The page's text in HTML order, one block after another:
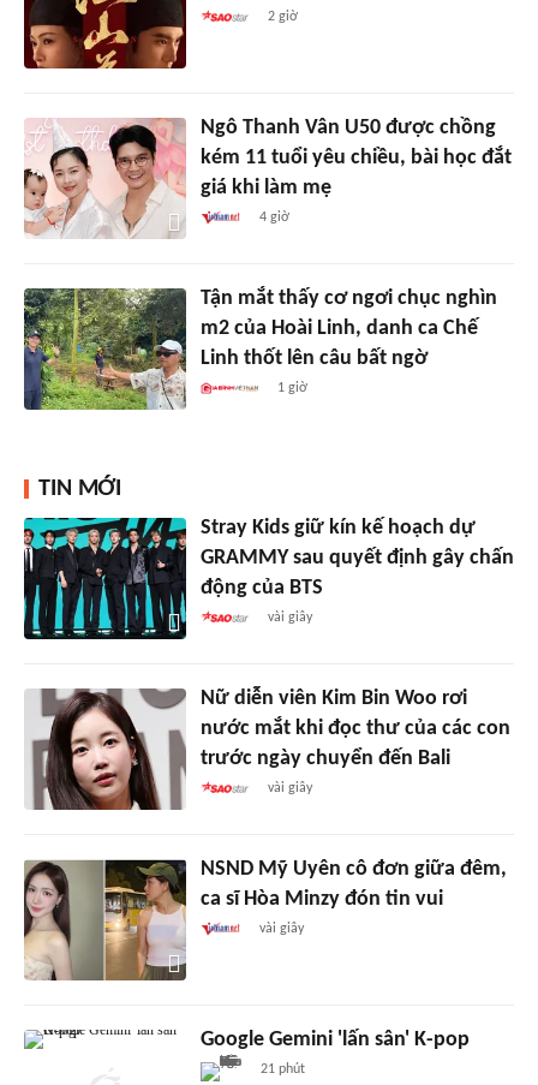
2 giờ
Ngô Thanh Vân U50 được chồng
kém 11 tuổi yêu chiều, bài học đắt
giá khi làm mẹ
4 giờ
Tận mắt thấy cơ ngơi chục nghìn
m2 của Hoài Linh, danh ca Chế
Linh thốt lên câu bất ngờ
1 giờ
TIN MỚI
Stray Kids giữ kín kế hoạch dự
GRAMMY sau quyết định gây chấn
động của BTS
vài giây
Nữ diễn viên Kim Bin Woo rơi
nước mắt khi đọc thư của các con
trước ngày chuyển đến Bali
vài giây
NSND Mỹ Uyên cô đơn giữa đêm,
ca sĩ Hòa Minzy đón tin vui
vài giây
Google Gemini 'lấn sân' K-pop
21 phút